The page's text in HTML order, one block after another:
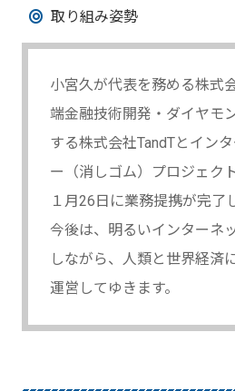
取り組み姿勢
小宮久が代表を務める株式
端金融技術開発・ダイヤモ
する株式会社TandTとイン
ー（消しゴム）プロジェク
１月26日に業務提携が完了
今後は、明るいインターネ
しながら、人類と世界経済
運営してゆきます。